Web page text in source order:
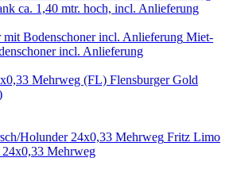
ca. 1,40 mtr. hoch, incl. Anlieferung
Miet-
incl. Anlieferung
Flensburger Gold
Fritz Limo
Mehrweg